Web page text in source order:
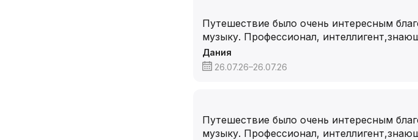
Путешествие было очень интересным
музыку. Профессионал,
Дания
26.07.26–26.07.26
Путешествие было очень интересным
музыку. Профессионал,